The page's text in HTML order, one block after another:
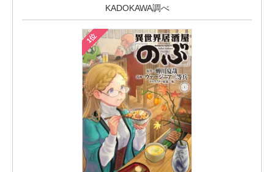
KADOKAWA調べ
1位